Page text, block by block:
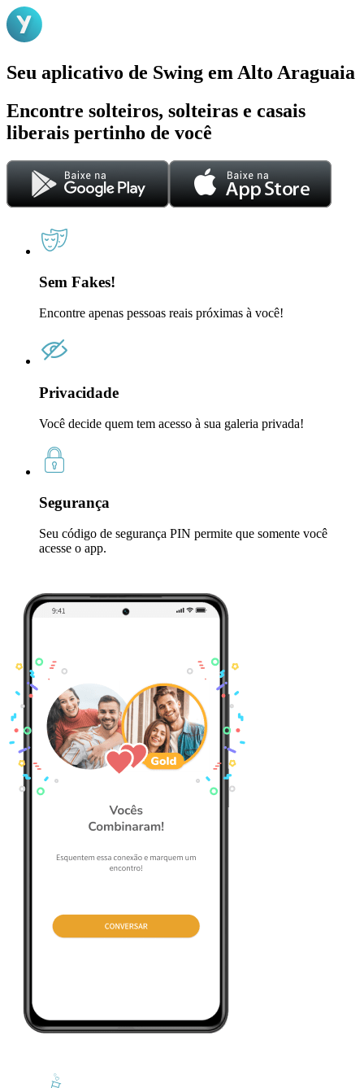
Seu aplicativo de Swing em Alto Araguaia
Encontre solteiros, solteiras e casais
liberais pertinho de você
Sem Fakes!
Encontre apenas pessoas reais próximas à você!
Privacidade
Você decide quem tem acesso à sua galeria privada!
Segurança
Seu código de segurança PIN permite que somente você
acesse o app.